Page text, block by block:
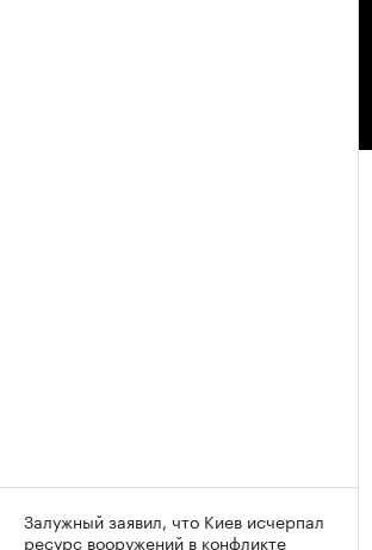
Залужный заявил, что Киев исчерпал
ресурс вооружений в конфликте